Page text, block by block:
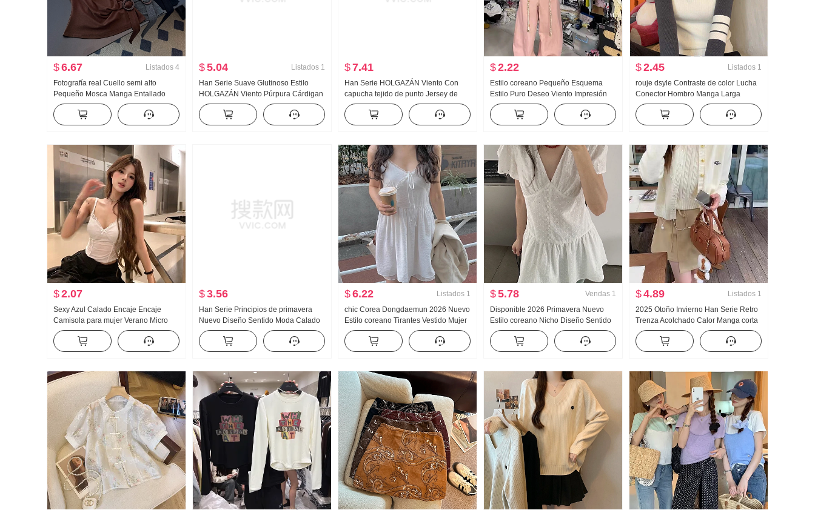
$6.67 Listados 4
Fotografía real Cuello semi alto
Pequeño Mosca Manga Entallado
Camiseta Mujer Lado Anillo Con
cordones Pliegues Suéter de punto
Adelgazante Color sólido Top
$5.04 Listados 1
Han Serie Suave Glutinoso Estilo
HOLGAZÁN Viento Púrpura Cárdigan
Jersey de mujer Otoño e invierno Pelo
Largo Ovejas Camello Holgado
Abrigo Top
$7.41
Han Serie HOLGAZÁN Viento Con
capucha tejido de punto Jersey de
mujer 2025 Otoño e invierno Nuevo
Versátil Holgado Adelgazante Manga
Larga Top
$2.22
Estilo coreano Pequeño Esquema
Estilo Puro Deseo Viento Impresión
de letras Pliegues Diseño Sentido
Nicho Versátil A la moda Cinturón
Pecho Almohadilla
$2.45 Listados 1
rouje dsyle Contraste de color Lucha
Conector Hombro Manga Larga
Suéter de punto Mujer Otoño e
invierno Suéter Interior Partido
Camiseta Interior Top
$2.07
Sexy Azul Calado Encaje Encaje
Camisola para mujer Verano Micro
Transparente Ajustado Interior Partido
Dopamina Estilo Top
$3.56
Han Serie Principios de primavera
Nuevo Diseño Sentido Moda Calado
Cadena Corto Abrigo Chaleco de dos
piezas Ajustado
$6.22 Listados 1
chic Corea Dongdaemun 2026 Nuevo
Estilo coreano Tirantes Vestido Mujer
$5.78 Vendas 1
Disponible 2026 Primavera Nuevo
Estilo coreano Nicho Diseño Sentido
Dama Estilo Vestido
$4.89 Listados 1
2025 Otoño Invierno Han Serie Retro
Trenza Acolchado Calor Manga corta
Suéter Chaqueta de punto Conjunto
de dos piezas Han Serie Ropa
Partido